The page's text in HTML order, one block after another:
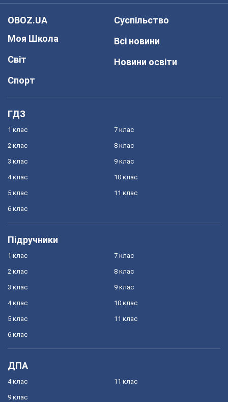
OBOZ.UA
Моя Школа
Світ
Спорт
Суспільство
Всі новини
Новини освіти
ГДЗ
1 клас
2 клас
3 клас
4 клас
5 клас
6 клас
7 клас
8 клас
9 клас
10 клас
11 клас
Підручники
1 клас
2 клас
3 клас
4 клас
5 клас
6 клас
7 клас
8 клас
9 клас
10 клас
11 клас
ДПА
4 клас
9 клас
11 клас